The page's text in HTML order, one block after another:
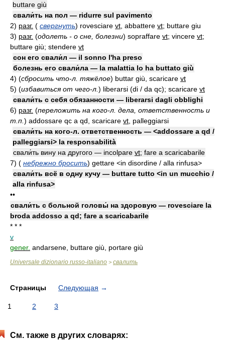
buttare giù
свали́ть на пол — ridurre sul pavimento
2) разг. ( свергнуть) rovesciare vt , abbattere vt; buttare giu
3) разг. (одолеть - о сне, болезни) sopraffare vt; vincere vt;
buttare giù; stendere vt
сон его свали́л — il sonno l'ha preso
болезнь его свали́ла — la malattia lo ha buttato giù
4) (сбросить что-л. тяжёлое) buttar giù, scaricare vt
5) (избавиться от чего-л. ) liberarsi (di / da qc); scaricare vt
свали́ть с себя обязанности — liberarsi dagli obblighi
6) разг. (переложить на кого-л. дела, ответственность и
т.п. ) addossare qc a qd, scaricare vt , palleggiarsi
свали́ть на кого-л. ответственность — <addossare a qd /
palleggiarsi> la responsabilità
свали́ть вину на другого — incolpare vt; fare a scaricabarile
7) ( небрежно бросить) gettare <in disordine / alla rinfusa>
свали́ть всё в одну кучу — buttare tutto <in un mucchio /
alla rinfusa>
••
свали́ть с больной головы́ на здоровую — rovesciare la
broda addosso a qd; fare a scaricabarile
* * *
v
gener. andarsene, buttare giù, portare giù
Universale dizionario russo-italiano > свалить
Страницы Следующая →
1 2 3
См. также в других словарях: